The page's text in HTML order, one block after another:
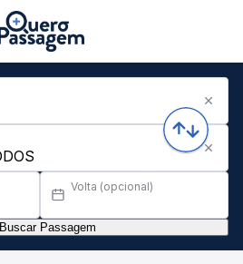
Volta (opcional)
Buscar Passagem